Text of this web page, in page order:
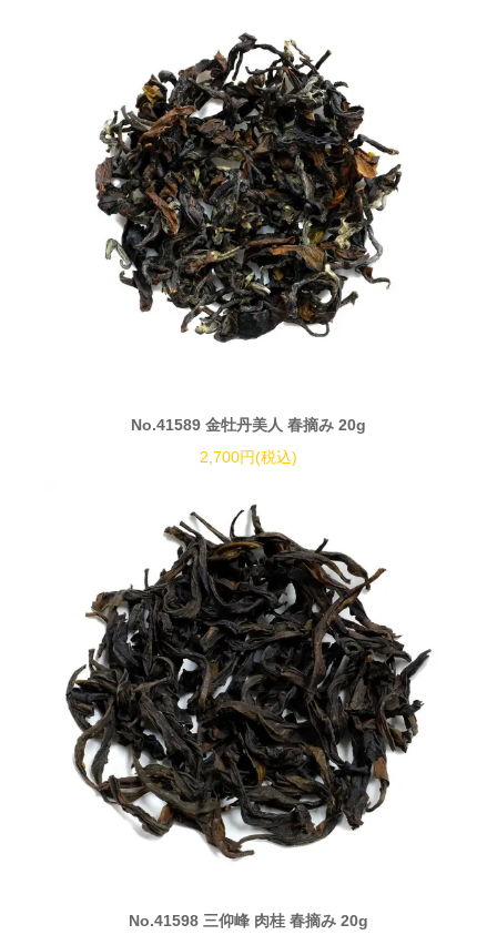
No.41589 金牡丹美人 春摘み 20g
2,700円(税込)
No.41598 三仰峰 肉桂 春摘み 20g